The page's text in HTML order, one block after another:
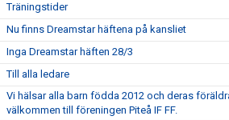
Träningstider
Nu finns Dreamstar häftena på kansliet
Inga Dreamstar häften 28/3
Till alla ledare
Vi hälsar alla barn födda 2012 och deras
välkommen till föreningen Piteå IF FF.